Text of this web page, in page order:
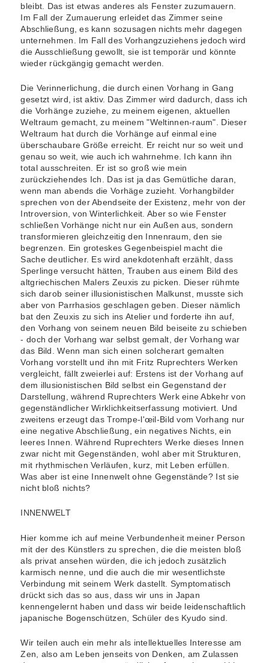
bleibt. Das ist etwas anderes als Fenster zuzumauern.
Im Fall der Zumauerung erleidet das Zimmer seine
Abschließung, es kann sozusagen nichts mehr dagegen
unternehmen. Im Fall des Vorhangzuziehens jedoch wird
die Ausschließung gewollt, sie ist temporär und könnte
wieder rückgängig gemacht werden.
Die Verinnerlichung, die durch einen Vorhang in Gang
gesetzt wird, ist aktiv. Das Zimmer wird dadurch, dass ich
die Vorhänge zuziehe, zu meinem eigenen, aktuellen
Weltraum gemacht, zu meinem "Weltinnen-raum". Dieser
Weltraum hat durch die Vorhänge auf einmal eine
überschaubare Größe erreicht. Er reicht nur so weit und
genau so weit, wie auch ich wahrnehme. Ich kann ihn
total ausschreiten. Er ist so groß wie mein
zurückziehendes Ich. Das ist ja das Gemütliche daran,
wenn man abends die Vorhäge zuzieht. Vorhangbilder
sprechen von der Abendseite der Existenz, mehr von der
Introversion, von Winterlichkeit. Aber so wie Fenster
schließen Vorhänge nicht nur ein Außen aus, sondern
transformieren gleichzeitig den Innenraum, den sie
begrenzen. Ein groteskes Gegenbeispiel macht die
Sache deutlicher. Es wird anekdotenhaft erzählt, dass
Sperlinge versucht hätten, Trauben aus einem Bild des
altgriechischen Malers Zeuxis zu picken. Dieser rühmte
sich darob seiner illusionistischen Malkunst, musste sich
aber von Parrhasios geschlagen geben. Dieser nämlich
bat den Zeuxis zu sich ins Atelier und forderte ihn auf,
den Vorhang von seinem neuen Bild beiseite zu schieben
- doch der Vorhang war selbst gemalt, der Vorhang war
das Bild. Wenn man sich einen solcherart gemalten
Vorhang vorstellt und ihn mit Fritz Ruprechters Werken
vergleicht, fällt zweierlei auf: Erstens ist der Vorhang auf
dem illusionistischen Bild selbst ein Gegenstand der
Darstellung, während Ruprechters Werk eine Abkehr von
gegenständlicher Wirklichkeitserfassung motiviert. Und
zweitens erzeugt das Trompe-l'œil-Bild vom Vorhang nur
eine negative Abschließung, ein negatives Nichts, ein
leeres Innen. Während Ruprechters Werke dieses Innen
zwar nicht mit Gegenständen, wohl aber mit Strukturen,
mit rhythmischen Verläufen, kurz, mit Leben erfüllen.
Was aber ist eine Innenwelt ohne Gegenstände? Ist sie
nicht bloß nichts?
INNENWELT
Hier komme ich auf meine Verbundenheit meiner Person
mit der des Künstlers zu sprechen, die die meisten bloß
als privat ansehen würden, die ich jedoch zusätzlich
karmisch nenne, und die auch die mir wesentlichste
Verbindung mit seinem Werk dastellt. Symptomatisch
drückt sich das so aus, dass wir uns in Japan
kennengelernt haben und dass wir beide leidenschaftlich
japanische Bogenschützen, Schüler des Kyudo sind.
Wir teilen auch ein mehr als intellektuelles Interesse am
Zen, also am Leben jenseits von Denken, am Zulassen